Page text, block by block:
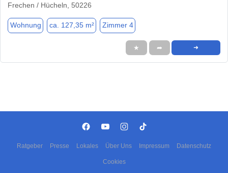
Frechen / Hücheln, 50226
Wohnung ca. 127,35 m² Zimmer 4
★ ➦ ➜
Ratgeber Presse Lokales Über Uns Impressum Datenschutz
Cookies